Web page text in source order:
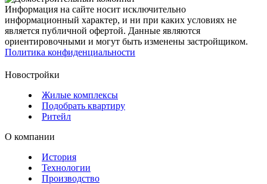
Информация на сайте носит исключительно
информационный характер, и ни при каких условиях не
является публичной офертой. Данные являются
ориентировочными и могут быть изменены застройщиком.
Политика конфиденциальности
Новостройки
Жилые комплексы
Подобрать квартиру
Ритейл
О компании
История
Технологии
Производство